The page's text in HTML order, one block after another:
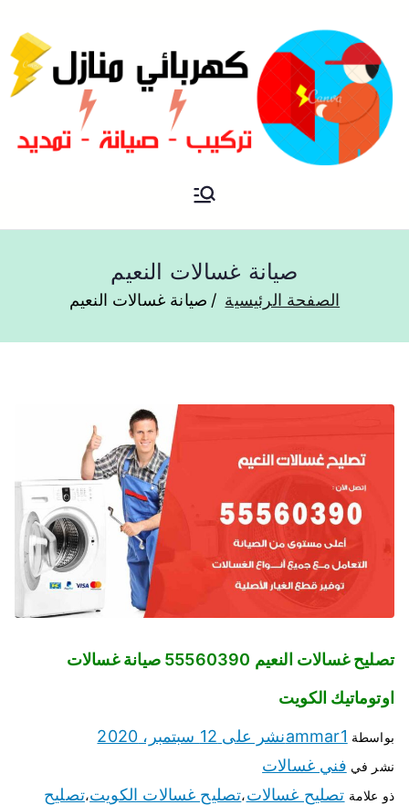
فني كهربائي منازل الكويت
صيانة غسالات النعيم
الصفحة الرئيسية صيانة غسالات النعيم
تصليح غسالات النعيم 55560390 صيانة غسالات
اوتوماتيك الكويت
بواسطة ammar1نشر على 12 سبتمبر، 2020
نشر في فني غسالات
ذو علامة تصليح غسالات،تصليح غسالات الكويت،تصليح